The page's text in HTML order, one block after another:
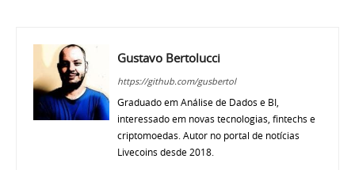
Gustavo Bertolucci
https://github.com/gusbertol
Graduado em Análise de Dados e BI,
interessado em novas tecnologias, fintechs e
criptomoedas. Autor no portal de notícias
Livecoins desde 2018.